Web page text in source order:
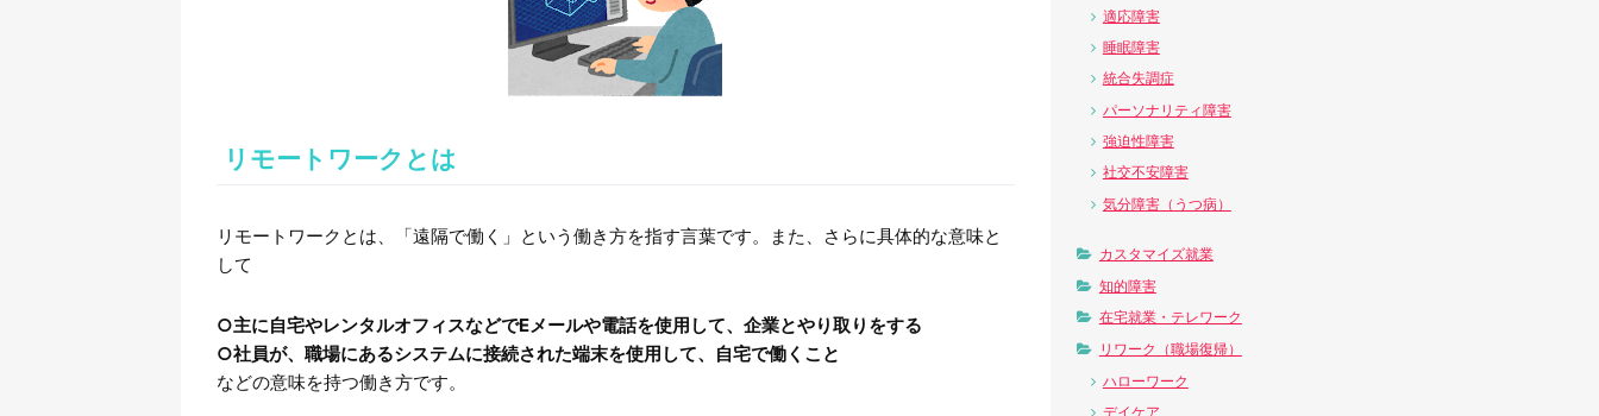
リモートワークとは
リモートワークとは、「遠隔で働く」という働き方を指す言葉です。また、さらに具体的な意味と
して
○主に自宅やレンタルオフィスなどでEメールや電話を使用して、企業とやり取りをする
○社員が、職場にあるシステムに接続された端末を使用して、自宅で働くこと
などの意味を持つ働き方です。
適応障害
睡眠障害
統合失調症
パーソナリティ障害
強迫性障害
社交不安障害
気分障害（うつ病）
カスタマイズ就業
知的障害
在宅就業・テレワーク
リワーク（職場復帰）
ハローワーク
デイケア